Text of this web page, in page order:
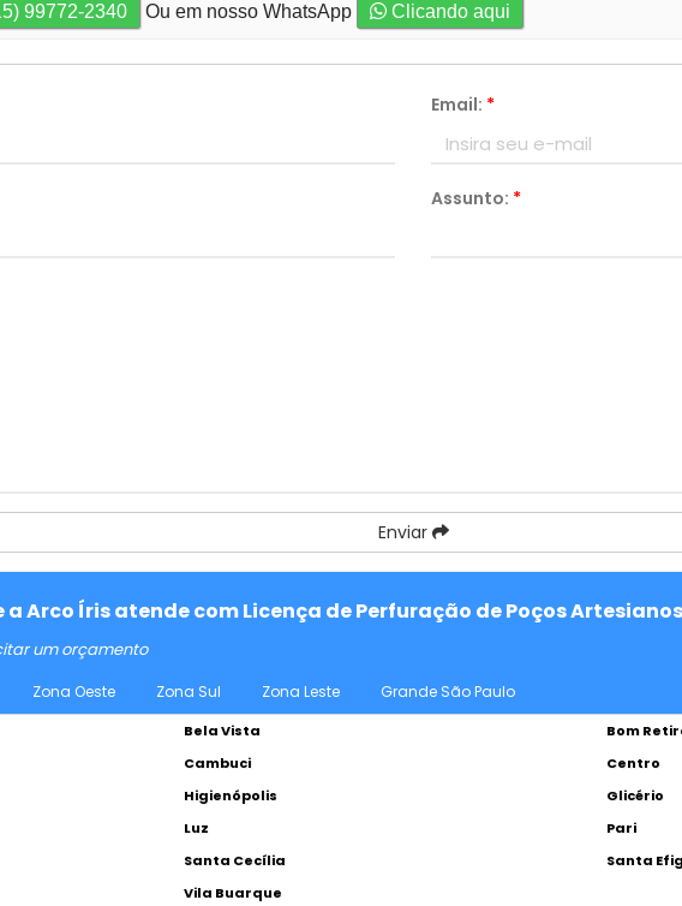
99772-2340 Ou em nosso WhatsApp Clicando aqui
Email: *
Assunto: *
Enviar
a Arco Íris atende com Licença de Perfuração de Poços
um orçamento
Zona Oeste Zona Sul Zona Leste Grande São Paulo
Bela Vista
Bom
Cambuci
Centro
Higienópolis
Glicério
Luz
Pari
Santa Cecília
Santa
Vila Buarque